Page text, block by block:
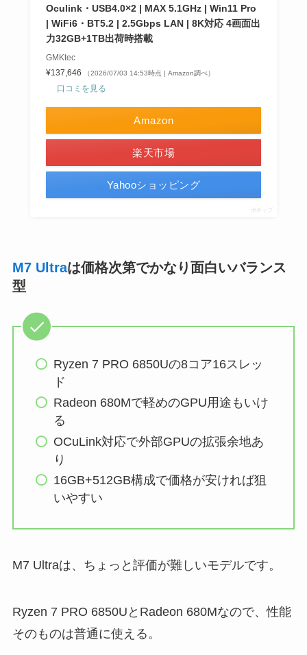
Oculink・USB4.0×2 | MAX 5.1GHz | Win11 Pro
| WiFi6・BT5.2 | 2.5Gbps LAN | 8K対応 4画面出
力32GB+1TB出荷時搭載
GMKtec
¥137,646
（2026/07/03 14:53時点 | Amazon調べ）
口コミを見る
Amazon
楽天市場
Yahooショッピング
ポチップ
M7 Ultraは価格次第でかなり面白いバランス
型
Ryzen 7 PRO 6850Uの8コア16スレッ
ド
Radeon 680Mで軽めのGPU用途もいけ
る
OCuLink対応で外部GPUの拡張余地あ
り
16GB+512GB構成で価格が安ければ狙
いやすい
M7 Ultraは、ちょっと評価が難しいモデルです。
Ryzen 7 PRO 6850UとRadeon 680Mなので、性能
そのものは普通に使える。